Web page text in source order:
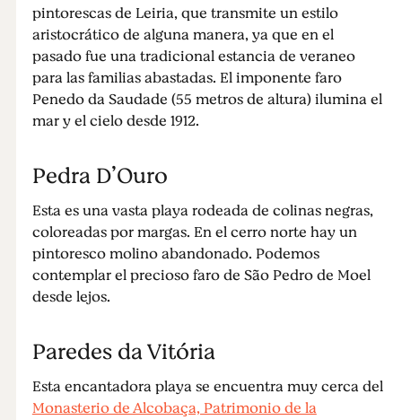
pintorescas de Leiria, que transmite un estilo
aristocrático de alguna manera, ya que en el
pasado fue una tradicional estancia de veraneo
para las familias abastadas. El imponente faro
Penedo da Saudade (55 metros de altura) ilumina el
mar y el cielo desde 1912.
Pedra D’Ouro
Esta es una vasta playa rodeada de colinas negras,
coloreadas por margas. En el cerro norte hay un
pintoresco molino abandonado. Podemos
contemplar el precioso faro de São Pedro de Moel
desde lejos.
Paredes da Vitória
Esta encantadora playa se encuentra muy cerca del
Monasterio de Alcobaça, Patrimonio de la